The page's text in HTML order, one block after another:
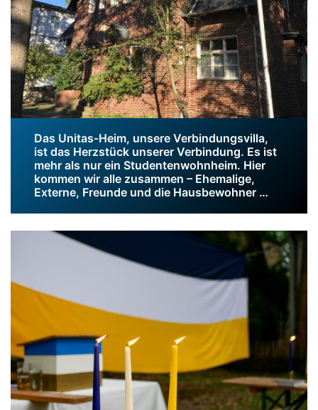
Das Unitas-Heim, unsere Verbindungsvilla,
ist das Herzstück unserer Verbindung. Es ist
mehr als nur ein Studentenwohnheim. Hier
kommen wir alle zusammen – Ehemalige,
Externe, Freunde und die Hausbewohner …